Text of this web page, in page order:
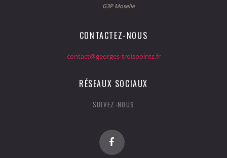
G3P Moselle
CONTACTEZ-NOUS
contact@georges-troispoints.fr
RÉSEAUX SOCIAUX
SUIVEZ-NOUS